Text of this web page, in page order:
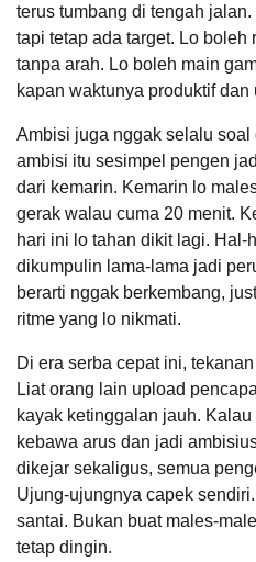
terus tumbang di tengah
tapi tetap ada target. Lo boleh
tanpa arah. Lo boleh main
kapan waktunya produktif dan
Ambisi juga nggak selalu
ambisi itu sesimpel pengen
dari kemarin. Kemarin lo
gerak walau cuma 20 menit.
hari ini lo tahan dikit lagi. Hal-
dikumpulin lama-lama jadi
berarti nggak berkembang,
ritme yang lo nikmati.
Di era serba cepat ini,
Liat orang lain upload
kayak ketinggalan jauh.
kebawa arus dan jadi
dikejar sekaligus, semua
Ujung-ujungnya capek
santai. Bukan buat males-
tetap dingin.